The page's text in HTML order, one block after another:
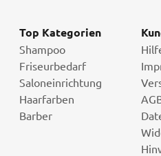
Top Kategorien
Shampoo
Friseurbedarf
Saloneinrichtung
Haarfarben
Barber